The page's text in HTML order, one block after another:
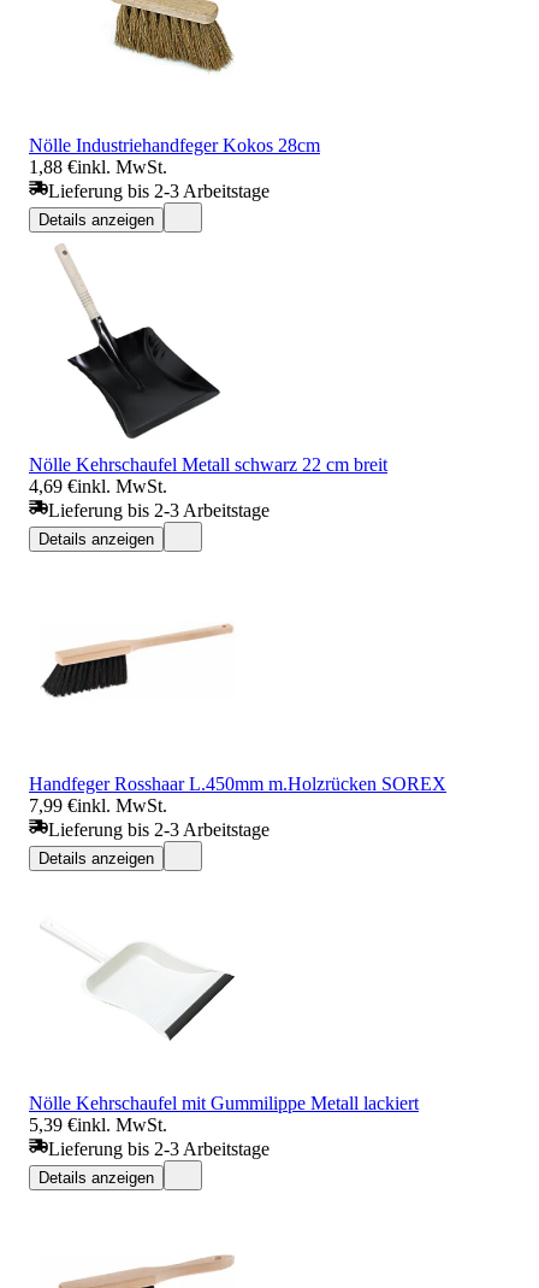
Nölle Industriehandfeger Kokos 28cm
1,88 €inkl. MwSt.
Lieferung bis 2-3 Arbeitstage
Details anzeigen
Nölle Kehrschaufel Metall schwarz 22 cm breit
4,69 €inkl. MwSt.
Lieferung bis 2-3 Arbeitstage
Details anzeigen
Handfeger Rosshaar L.450mm m.Holzrücken SOREX
7,99 €inkl. MwSt.
Lieferung bis 2-3 Arbeitstage
Details anzeigen
Nölle Kehrschaufel mit Gummilippe Metall lackiert
5,39 €inkl. MwSt.
Lieferung bis 2-3 Arbeitstage
Details anzeigen